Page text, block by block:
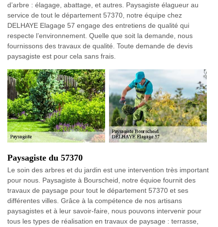
d’arbre : élagage, abattage, et autres. Paysagiste élagueur au
service de tout le département 57370, notre équipe chez
DELHAYE Elagage 57 engage des entretiens de qualité qui
respecte l’environnement. Quelle que soit la demande, nous
fournissons des travaux de qualité. Toute demande de devis
paysagiste est pour cela sans frais.
Paysagiste du 57370
Le soin des arbres et du jardin est une intervention très important
pour nous. Paysagiste à Bourscheid, notre équioe fournit des
travaux de paysage pour tout le département 57370 et ses
différentes villes. Grâce à la compétence de nos artisans
paysagistes et à leur savoir-faire, nous pouvons intervenir pour
tous les types de réalisation en travaux de paysage : terrasse,